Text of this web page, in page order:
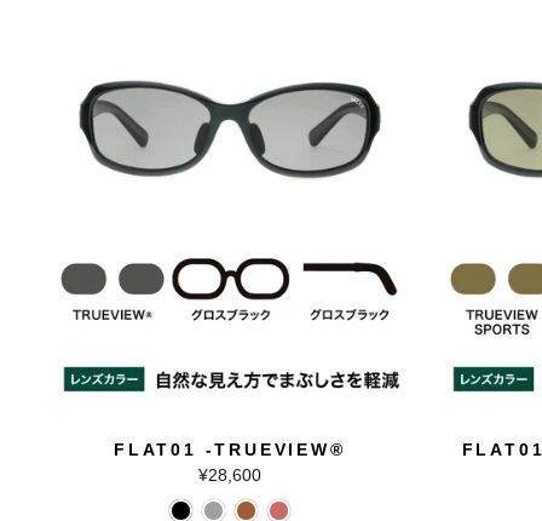
FLAT01 -TRUEVIEW®
¥28,600